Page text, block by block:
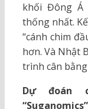
khối Đông
thống nhất.
“cánh chim
hơn. Và Nhật
trình cân
Dự đoán
“Suganomics”